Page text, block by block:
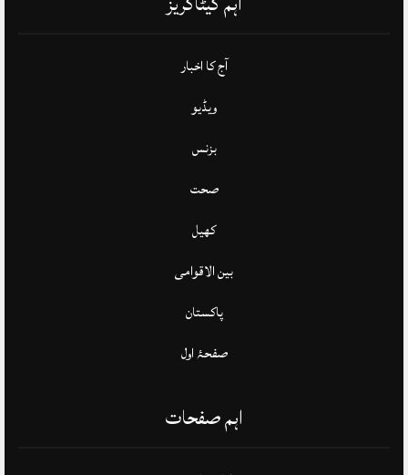
آج کا اخبار
ویڈیو
بزنس
صحت
کھیل
بین الاقوامی
پاکستان
صفحۂ اول
اہم صفحات